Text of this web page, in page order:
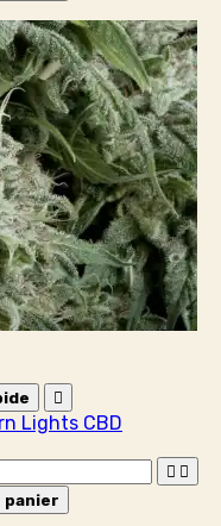

Lights CBD
 
panier